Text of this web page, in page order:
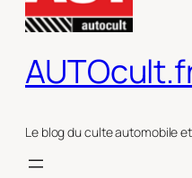
Le blog du culte automobile